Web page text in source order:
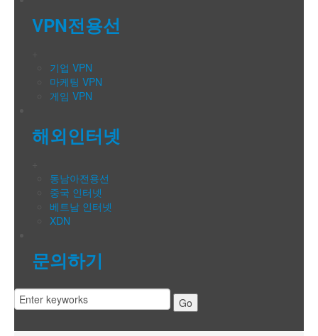
VPN전용선
기업 VPN
마케팅 VPN
게임 VPN
해외인터넷
동남아전용선
중국 인터넷
베트남 인터넷
XDN
문의하기